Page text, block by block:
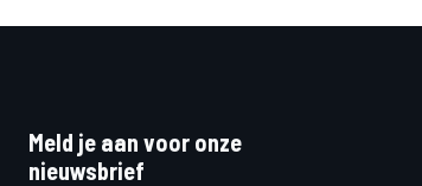
Meld je aan voor onze
nieuwsbrief